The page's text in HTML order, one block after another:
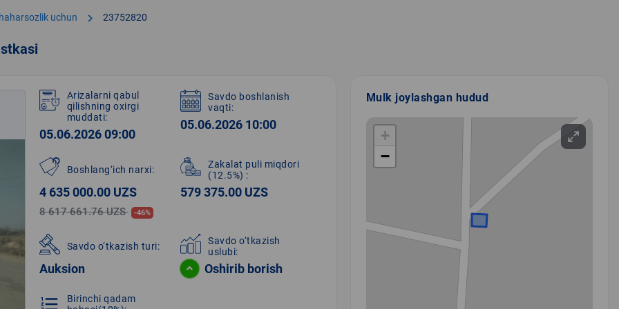
uchun chevron_right 23752820
Arizalarni qabul
qilishning oxirgi
muddati:
05.06.2026 09:00
Savdo boshlanish
vaqti:
05.06.2026 10:00
Boshlang‘ich narxi:
4 635 000.00 UZS
8 617 661.76 UZS -46%
Zakalat puli miqdori
(12.5%) :
579 375.00 UZS
Savdo o‘tkazish turi:
Auksion
Savdo o‘tkazish
uslubi:
Oshirib borish
format_list_numbered
Birinchi qadam
Mulk joylashgan hudud
+
−